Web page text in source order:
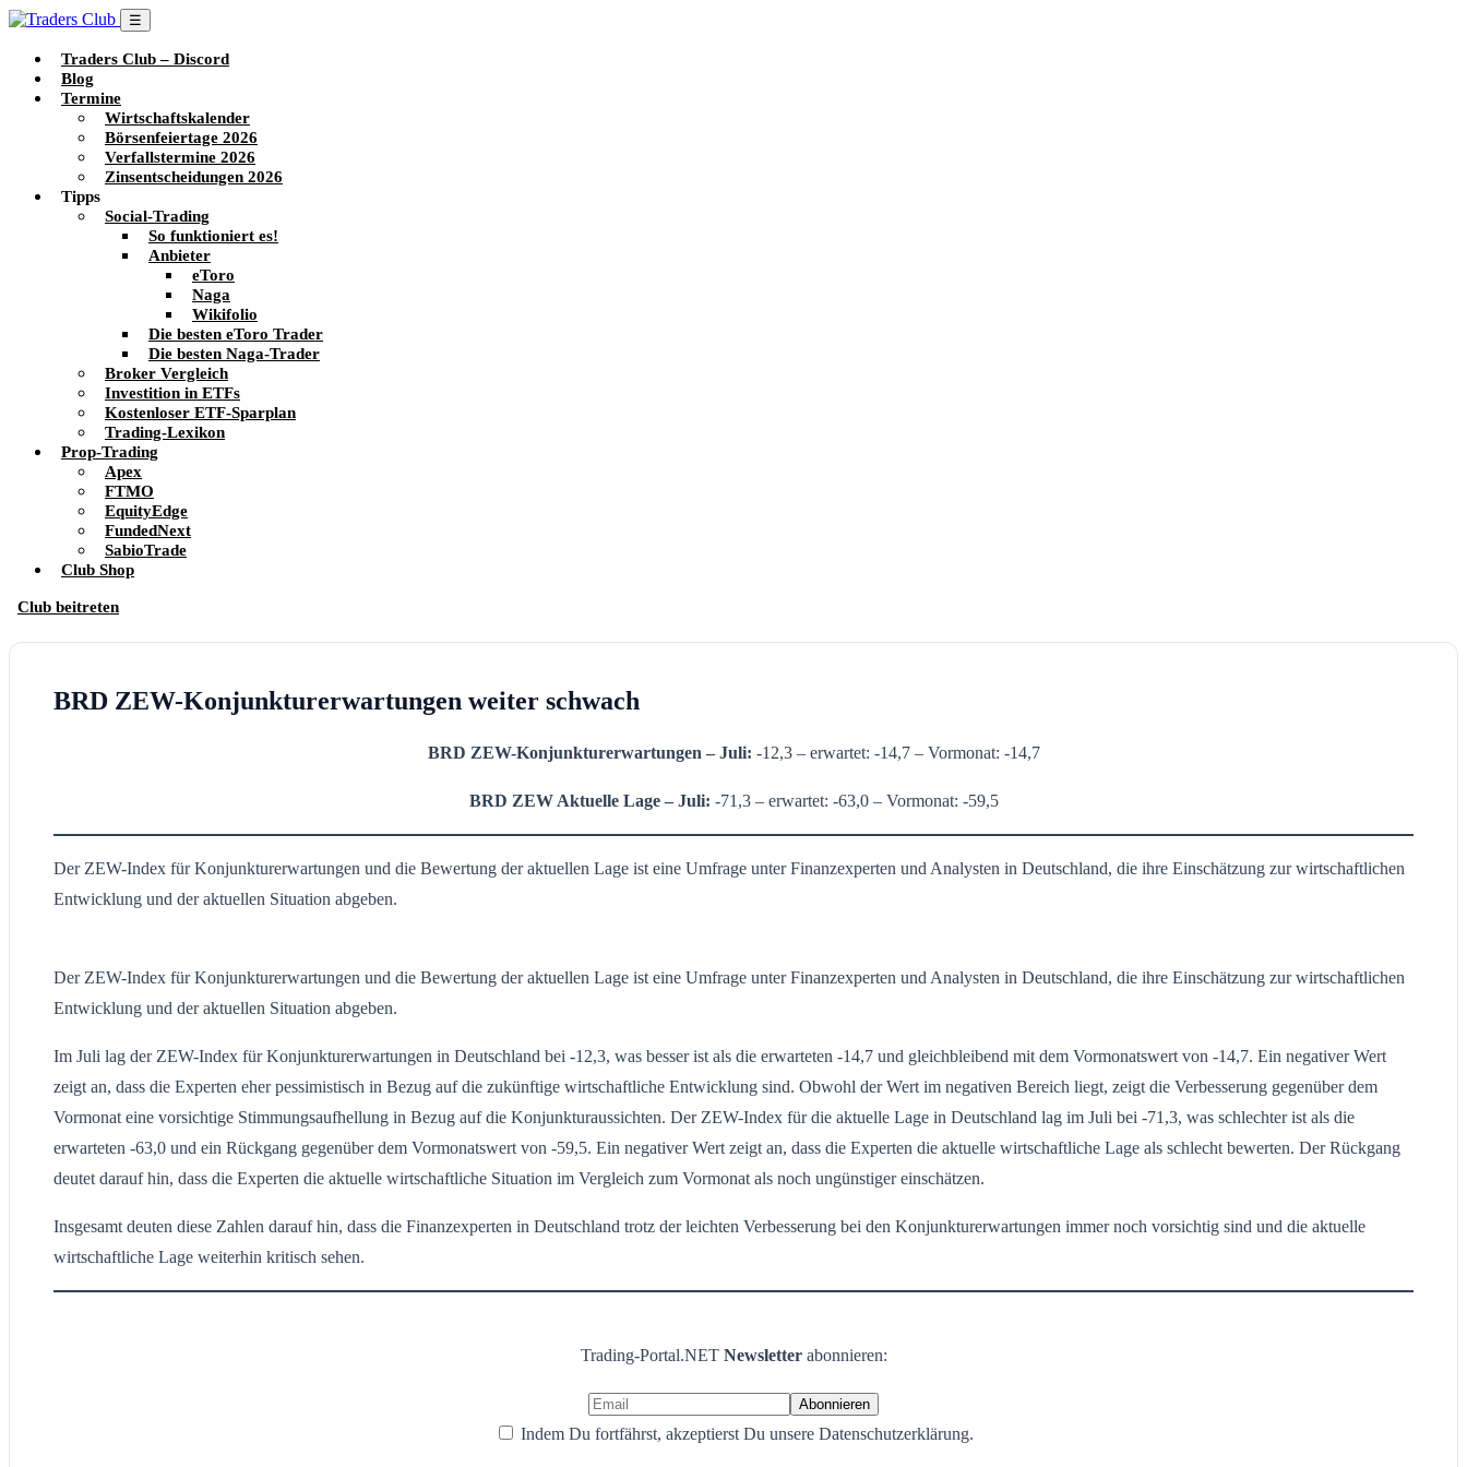
☰
Traders Club – Discord
Blog
Termine
Wirtschaftskalender
Börsenfeiertage 2026
Verfallstermine 2026
Zinsentscheidungen 2026
Tipps
Social-Trading
So funktioniert es!
Anbieter
eToro
Naga
Wikifolio
Die besten eToro Trader
Die besten Naga-Trader
Broker Vergleich
Investition in ETFs
Kostenloser ETF-Sparplan
Trading-Lexikon
Prop-Trading
Apex
FTMO
EquityEdge
FundedNext
SabioTrade
Club Shop
Club beitreten
BRD ZEW-Konjunkturerwartungen weiter schwach
BRD ZEW-Konjunkturerwartungen – Juli: -12,3 – erwartet: -14,7 – Vormonat: -14,7
BRD ZEW Aktuelle Lage – Juli: -71,3 – erwartet: -63,0 – Vormonat: -59,5
Der ZEW-Index für Konjunkturerwartungen und die Bewertung der aktuellen Lage ist eine Umfrage unter Finanzexperten und Analysten in Deutschland, die ihre Einschätzung zur wirtschaftlichen
Entwicklung und der aktuellen Situation abgeben.
Der ZEW-Index für Konjunkturerwartungen und die Bewertung der aktuellen Lage ist eine Umfrage unter Finanzexperten und Analysten in Deutschland, die ihre Einschätzung zur wirtschaftlichen
Entwicklung und der aktuellen Situation abgeben.
Im Juli lag der ZEW-Index für Konjunkturerwartungen in Deutschland bei -12,3, was besser ist als die erwarteten -14,7 und gleichbleibend mit dem Vormonatswert von -14,7. Ein negativer Wert
zeigt an, dass die Experten eher pessimistisch in Bezug auf die zukünftige wirtschaftliche Entwicklung sind. Obwohl der Wert im negativen Bereich liegt, zeigt die Verbesserung gegenüber dem
Vormonat eine vorsichtige Stimmungsaufhellung in Bezug auf die Konjunkturaussichten. Der ZEW-Index für die aktuelle Lage in Deutschland lag im Juli bei -71,3, was schlechter ist als die
erwarteten -63,0 und ein Rückgang gegenüber dem Vormonatswert von -59,5. Ein negativer Wert zeigt an, dass die Experten die aktuelle wirtschaftliche Lage als schlecht bewerten. Der Rückgang
deutet darauf hin, dass die Experten die aktuelle wirtschaftliche Situation im Vergleich zum Vormonat als noch ungünstiger einschätzen.
Insgesamt deuten diese Zahlen darauf hin, dass die Finanzexperten in Deutschland trotz der leichten Verbesserung bei den Konjunkturerwartungen immer noch vorsichtig sind und die aktuelle
wirtschaftliche Lage weiterhin kritisch sehen.
Trading-Portal.NET Newsletter abonnieren:
Indem Du fortfährst, akzeptierst Du unsere Datenschutzerklärung.